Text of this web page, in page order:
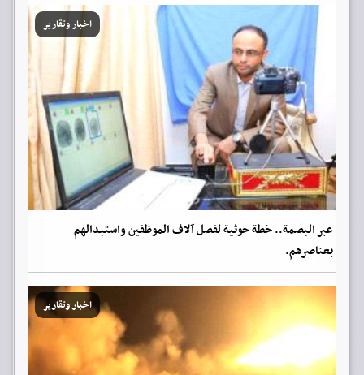
اخبار وتقارير
عبر البصمة.. خطة حوثية لفصل آلاف الموظفين واستبدالهم
بعناصرهم.
اخبار وتقارير